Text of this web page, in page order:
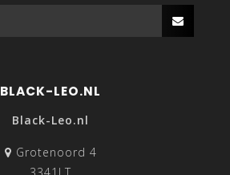
BLACK-LEO.NL
Black-Leo.nl
Grotenoord 4